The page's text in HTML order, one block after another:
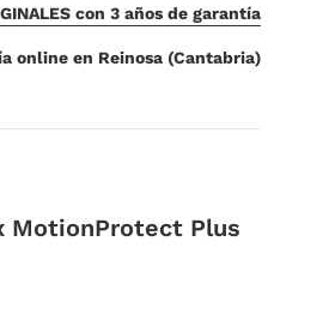
con 3 años de garantía
online en Reinosa (Cantabria)
MotionProtect Plus